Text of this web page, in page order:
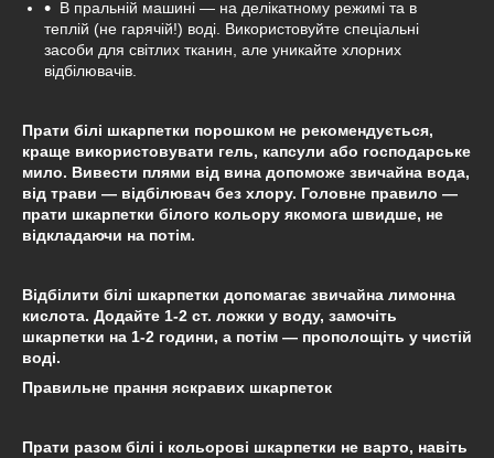
В пральній машині — на делікатному режимі та в
теплій (не гарячій!) воді. Використовуйте спеціальні
засоби для світлих тканин, але уникайте хлорних
відбілювачів.
Прати білі шкарпетки порошком не рекомендується,
краще використовувати гель, капсули або господарське
мило. Вивести плями від вина допоможе звичайна вода,
від трави — відбілювач без хлору. Головне правило —
прати шкарпетки білого кольору якомога швидше, не
відкладаючи на потім.
Відбілити білі шкарпетки допомагає звичайна лимонна
кислота. Додайте 1-2 ст. ложки у воду, замочіть
шкарпетки на 1-2 години, а потім — прополощіть у чистій
воді.
Правильне прання яскравих шкарпеток
Прати разом білі і кольорові шкарпетки не варто, навіть